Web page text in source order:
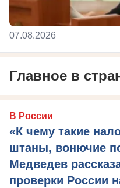
07.08.2026
Главное в
В России
«К чему такие
штаны, вонючие
Медведев
проверки России